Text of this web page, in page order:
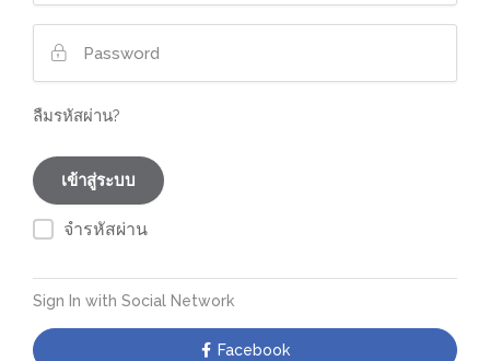
ลืมรหัสผ่าน?
จำรหัสผ่าน
Sign In with Social Network
Facebook